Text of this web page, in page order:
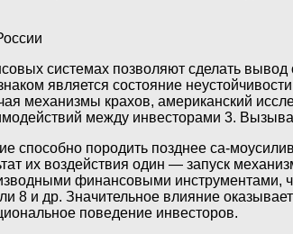
системах позволяют сделать
является состояние
механизмы крахов, американский
между инвесторами 3.
способно породить позднее са-
их воздействия один — запуск
финансовыми инструментами,
8 и др. Значительное влияние
поведение инвесторов.